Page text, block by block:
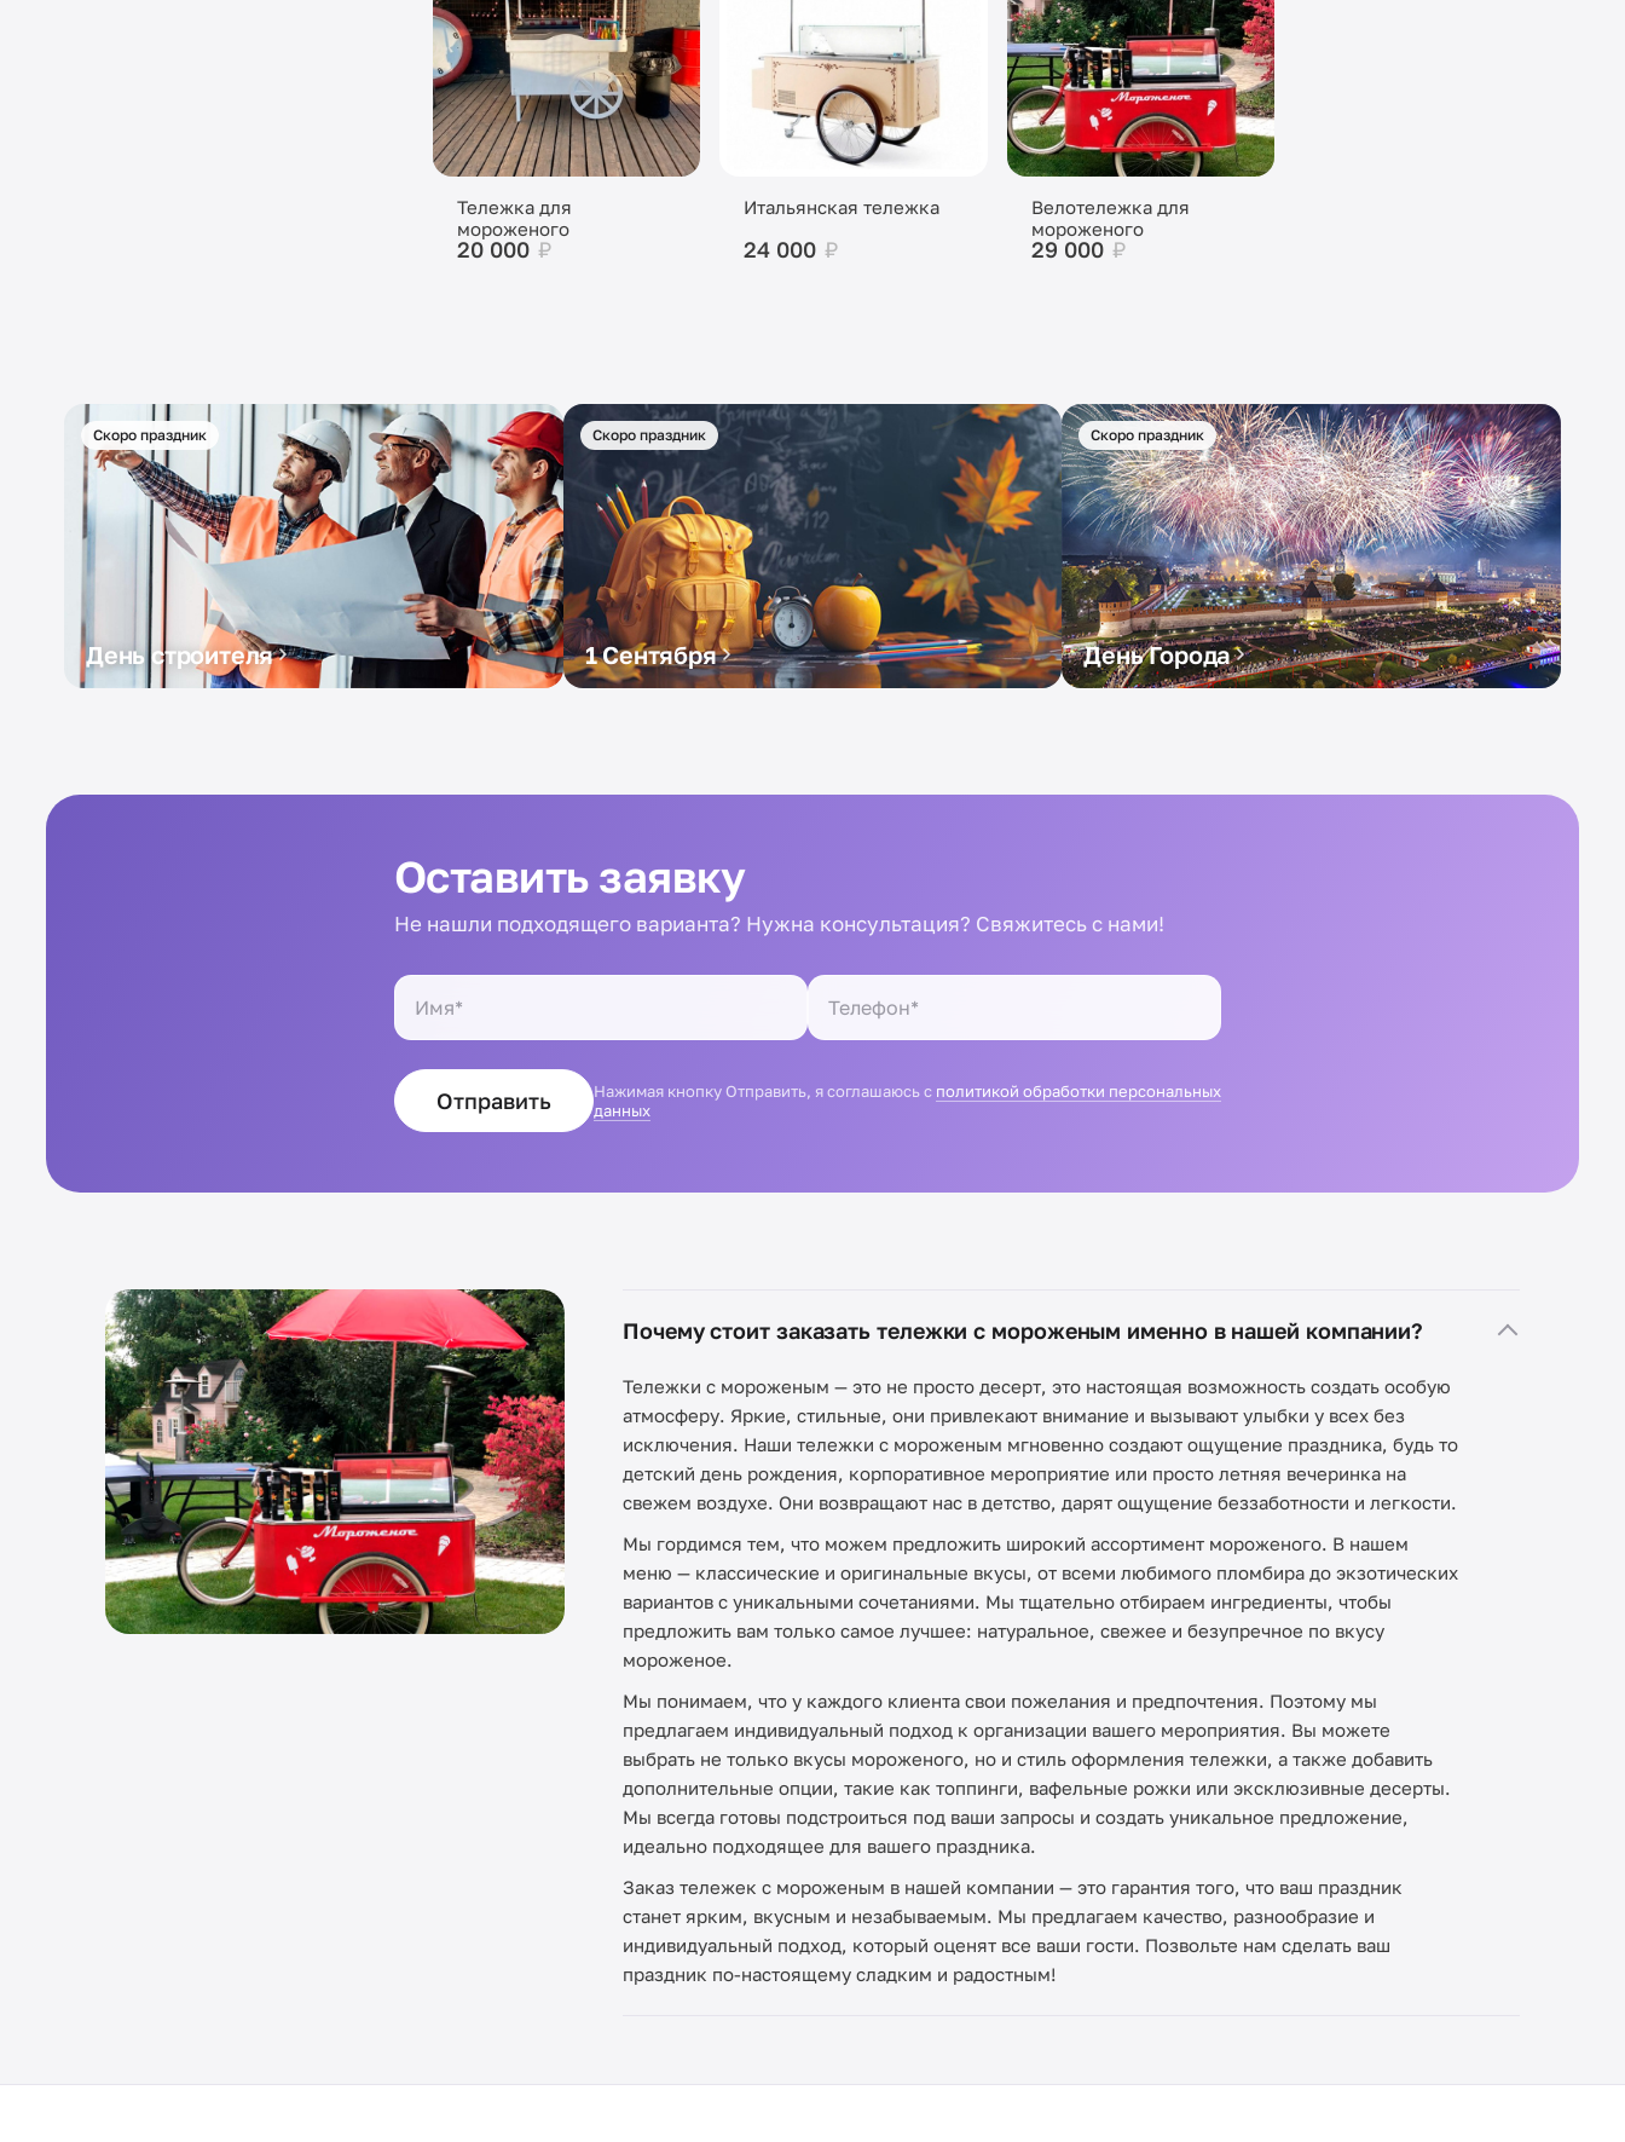
Тележка для
мороженого
20 000 ₽
Итальянская тележка
24 000 ₽
Велотележка для
мороженого
29 000 ₽
Скоро праздник
День строителя
Скоро праздник
1 Сентября
Скоро праздник
День Города
Оставить заявку
Не нашли подходящего варианта? Нужна консультация? Свяжитесь с нами!
Отправить Нажимая кнопку Отправить, я соглашаюсь с политикой обработки персональных
данных
Почему стоит заказать тележки с мороженым именно в нашей компании?
Тележки с мороженым — это не просто десерт, это настоящая возможность создать особую
атмосферу. Яркие, стильные, они привлекают внимание и вызывают улыбки у всех без
исключения. Наши тележки с мороженым мгновенно создают ощущение праздника, будь то
детский день рождения, корпоративное мероприятие или просто летняя вечеринка на
свежем воздухе. Они возвращают нас в детство, дарят ощущение беззаботности и легкости.
Мы гордимся тем, что можем предложить широкий ассортимент мороженого. В нашем
меню — классические и оригинальные вкусы, от всеми любимого пломбира до экзотических
вариантов с уникальными сочетаниями. Мы тщательно отбираем ингредиенты, чтобы
предложить вам только самое лучшее: натуральное, свежее и безупречное по вкусу
мороженое.
Мы понимаем, что у каждого клиента свои пожелания и предпочтения. Поэтому мы
предлагаем индивидуальный подход к организации вашего мероприятия. Вы можете
выбрать не только вкусы мороженого, но и стиль оформления тележки, а также добавить
дополнительные опции, такие как топпинги, вафельные рожки или эксклюзивные десерты.
Мы всегда готовы подстроиться под ваши запросы и создать уникальное предложение,
идеально подходящее для вашего праздника.
Заказ тележек с мороженым в нашей компании — это гарантия того, что ваш праздник
станет ярким, вкусным и незабываемым. Мы предлагаем качество, разнообразие и
индивидуальный подход, который оценят все ваши гости. Позвольте нам сделать ваш
праздник по-настоящему сладким и радостным!